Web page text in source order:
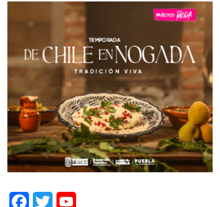
FacebookTwitter